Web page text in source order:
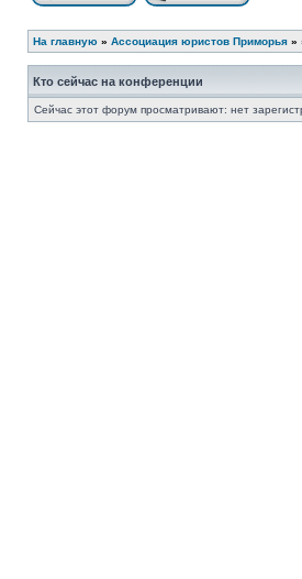
На главную » Ассоциация юристов Приморья »
Кто сейчас на конференции
Сейчас этот форум просматривают: нет